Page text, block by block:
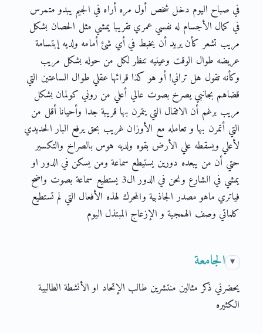
في صباح اليوم دخل شخص أول مره أراه في الجيم يبدو متمرس
في كمال الأجسام له نفسي عمري تقريبا يمشي مثل الحصان بشكل
مريب تشعر كأن يريد أن يخبط في أي شئ أمامه ولديه إبتسامة
عريضه طوال الوقت وعينيه تنظر لكل من حوله بشكل مريب
وكأنه تقول هل تراني! أو هو كذا قرائها عقلي طوال الساعتين التي
قضاهم بجانبي يصرخ بصوت عالي أعلي من روني كولمان بشكل
مريب برغم أن الاثقال التي يتمرن بها قريبة جدا وأحيانا أقل من
التي أتمرن بها و تعامله مع الأوزان غريب بحق يرفع البار الحديدي
لأعلي ويسقطه علي الأرض بقوه ولديه هوس بالصراخ والتكسير
حتي أن من يبعده دورين يستيطع سماعة ومن يسكن في الدور او
يمشي في الشارع ونحن في الدور ال3 يستطيع سماعة بصوت واضح
فياتري ماهو مصدر الجاذبية والمحرك لهذه الأفعال التي لم تستطيع
كلماتي وصف الهمجية و الإزعاج المبتذل اليوم
الجامعة
يحضرني ذكر مثالين منتشرين طالب الإتحاد او الأنشطة الطالبية
الكثيره